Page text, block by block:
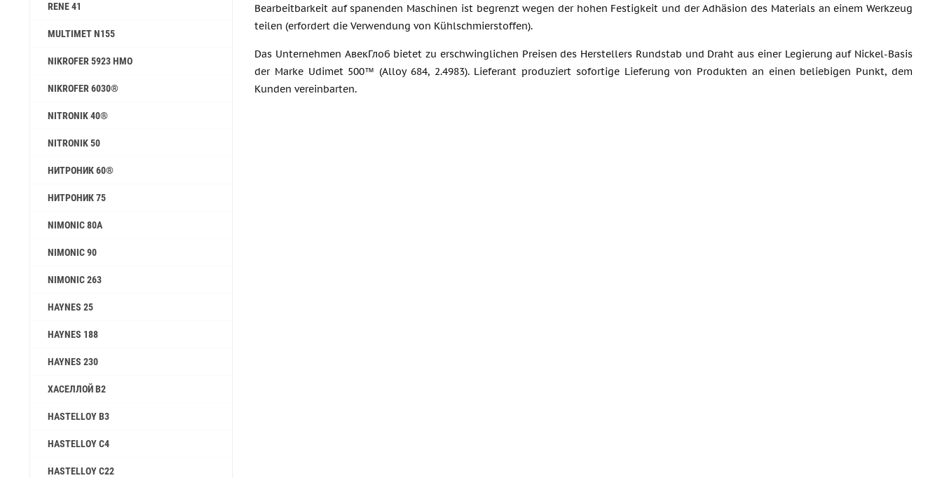
RENE 41
MULTIMET N155
NIKROFER 5923 HMO
NIKROFER 6030®
NITRONIK 40®
NITRONIK 50
НИТРОНИК 60®
НИТРОНИК 75
NIMONIC 80A
NIMONIC 90
NIMONIC 263
HAYNES 25
HAYNES 188
HAYNES 230
ХАСЕЛЛОЙ B2
HASTELLOY B3
HASTELLOY C4
HASTELLOY C22
Bearbeitbarkeit auf spanenden Maschinen ist begrenzt wegen der hohen Festigkeit und der Adhäsion des Materials an einem Werkzeug
teilen (erfordert die Verwendung von Kühlschmierstoffen).
Das Unternehmen АвекГлоб bietet zu erschwinglichen Preisen des Herstellers Rundstab und Draht aus einer Legierung auf Nickel-Basis
der Marke Udimet 500™ (Alloy 684, 2.4983). Lieferant produziert sofortige Lieferung von Produkten an einen beliebigen Punkt, dem
Kunden vereinbarten.